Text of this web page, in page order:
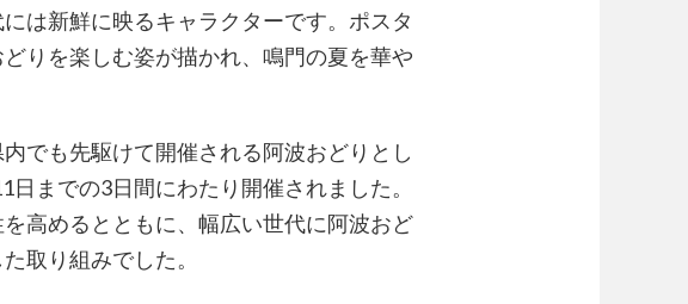
は新鮮に映るキャラクターです。ポスタ
りを楽しむ姿が描かれ、鳴門の夏を華や
でも先駆けて開催される阿波おどりとし
までの3日間にわたり開催されました。
高めるとともに、幅広い世代に阿波おど
取り組みでした。